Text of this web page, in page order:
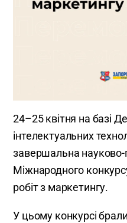
24–25 квітня на базі
інтелектуальних
завершальна
Міжнародного
робіт з маркетингу.
У цьому конкурсі